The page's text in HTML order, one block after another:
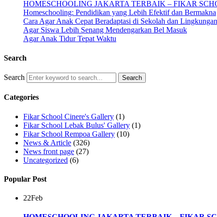
HOMESCHOOLING JAKARTA TERBAIK – FIKAR
Homeschooling: Pendidikan yang Lebih Efektif dan Bermakna
Cara Agar Anak Cepat Beradaptasi di Sekolah dan
Agar Siswa Lebih Senang Mendengarkan Bel Masuk
Agar Anak Tidur Tepat Waktu
Search
Search
Categories
Fikar School Cinere's Gallery (1)
Fikar School Lebak Bulus' Gallery (1)
Fikar School Rempoa Gallery (10)
News & Article (326)
News front page (27)
Uncategorized (6)
Popular Post
22Feb